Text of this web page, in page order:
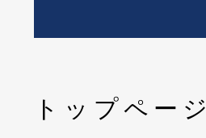
トップページ